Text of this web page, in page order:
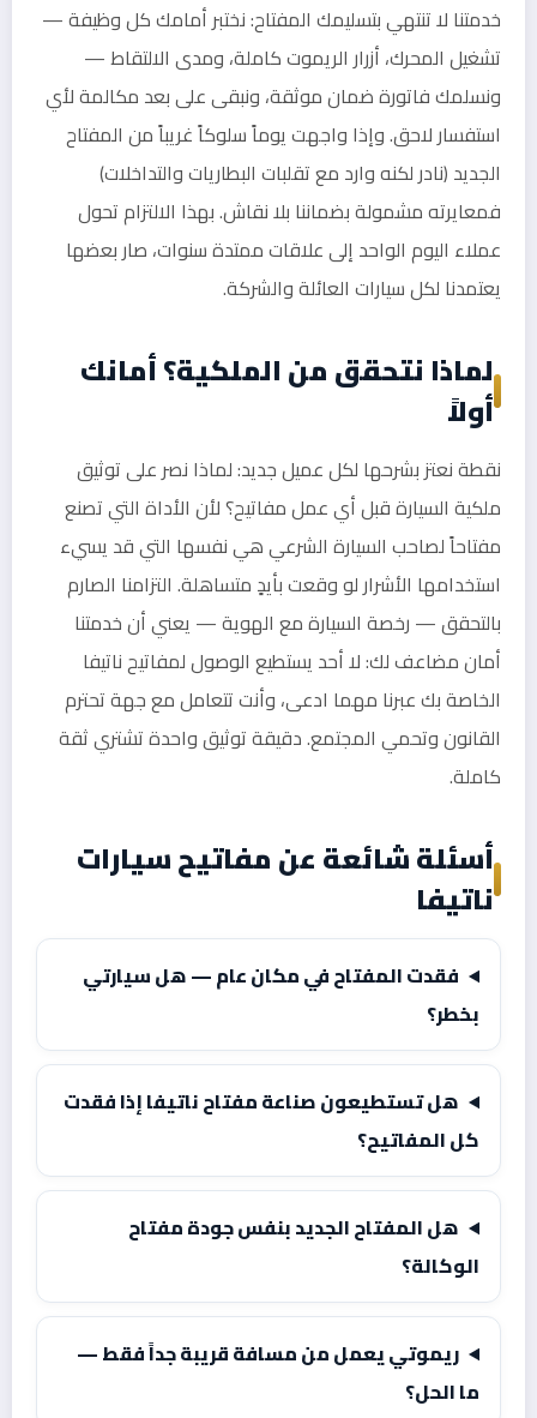
خدمتنا لا تنتهي بتسليمك المفتاح: نختبر أمامك كل وظيفة —
تشغيل المحرك، أزرار الريموت كاملة، ومدى الالتقاط —
ونسلمك فاتورة ضمان موثقة، ونبقى على بعد مكالمة لأي
استفسار لاحق. وإذا واجهت يوماً سلوكاً غريباً من المفتاح
الجديد (نادر لكنه وارد مع تقلبات البطاريات والتداخلات)
فمعايرته مشمولة بضماننا بلا نقاش. بهذا الالتزام تحول
عملاء اليوم الواحد إلى علاقات ممتدة سنوات، صار بعضها
يعتمدنا لكل سيارات العائلة والشركة.
لماذا نتحقق من الملكية؟ أمانك
أولاً
نقطة نعتز بشرحها لكل عميل جديد: لماذا نصر على توثيق
ملكية السيارة قبل أي عمل مفاتيح؟ لأن الأداة التي تصنع
مفتاحاً لصاحب السيارة الشرعي هي نفسها التي قد يسيء
استخدامها الأشرار لو وقعت بأيدٍ متساهلة. التزامنا الصارم
بالتحقق — رخصة السيارة مع الهوية — يعني أن خدمتنا
أمان مضاعف لك: لا أحد يستطيع الوصول لمفاتيح ناتيفا
الخاصة بك عبرنا مهما ادعى، وأنت تتعامل مع جهة تحترم
القانون وتحمي المجتمع. دقيقة توثيق واحدة تشتري ثقة
كاملة.
أسئلة شائعة عن مفاتيح سيارات
ناتيفا
فقدت المفتاح في مكان عام — هل سيارتي
بخطر؟
هل تستطيعون صناعة مفتاح ناتيفا إذا فقدت
كل المفاتيح؟
هل المفتاح الجديد بنفس جودة مفتاح
الوكالة؟
ريموتي يعمل من مسافة قريبة جداً فقط —
ما الحل؟